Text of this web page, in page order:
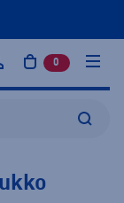
sisään
0 tuotetta